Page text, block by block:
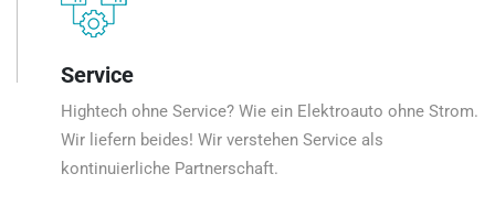
Service
Hightech ohne Service? Wie ein Elektroauto ohne Strom.
Wir liefern beides! Wir verstehen Service als
kontinuierliche Partnerschaft.